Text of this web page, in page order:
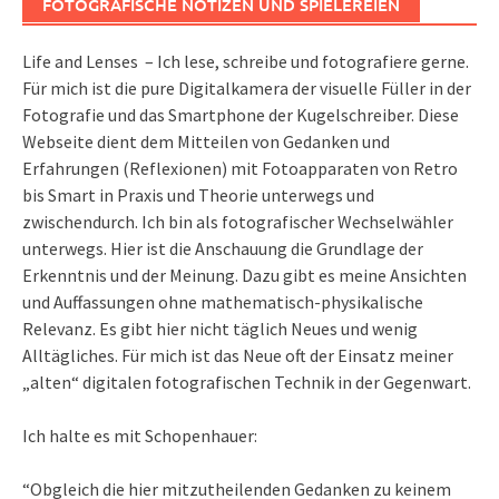
FOTOGRAFISCHE NOTIZEN UND SPIELEREIEN
Life and Lenses – Ich lese, schreibe und fotografiere gerne.
Für mich ist die pure Digitalkamera der visuelle Füller in der
Fotografie und das Smartphone der Kugelschreiber. Diese
Webseite dient dem Mitteilen von Gedanken und
Erfahrungen (Reflexionen) mit Fotoapparaten von Retro
bis Smart in Praxis und Theorie unterwegs und
zwischendurch. Ich bin als fotografischer Wechselwähler
unterwegs. Hier ist die Anschauung die Grundlage der
Erkenntnis und der Meinung. Dazu gibt es meine Ansichten
und Auffassungen ohne mathematisch-physikalische
Relevanz. Es gibt hier nicht täglich Neues und wenig
Alltägliches. Für mich ist das Neue oft der Einsatz meiner
„alten“ digitalen fotografischen Technik in der Gegenwart.
Ich halte es mit Schopenhauer:
“Obgleich die hier mitzutheilenden Gedanken zu keinem